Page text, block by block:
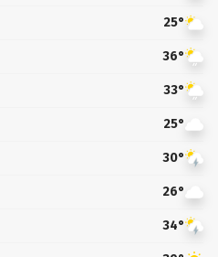
25°
36°
33°
25°
30°
26°
34°